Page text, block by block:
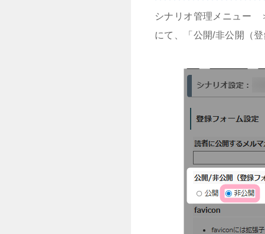
シナリオ管理メニュ
にて、「公開/非公開（